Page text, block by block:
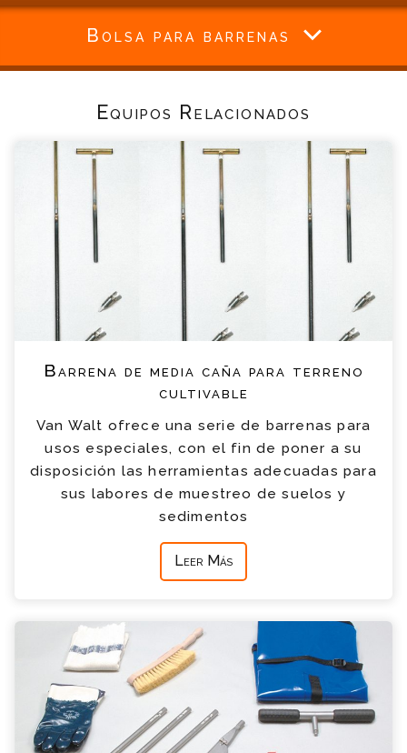
Bolsa para barrenas
Equipos Relacionados
Barrena de media caña para terreno
cultivable
Van Walt ofrece una serie de barrenas para
usos especiales, con el fin de poner a su
disposición las herramientas adecuadas para
sus labores de muestreo de suelos y
sedimentos
Leer Más